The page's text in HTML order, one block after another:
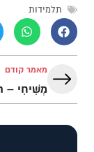
תלמידות
מאמר קודם